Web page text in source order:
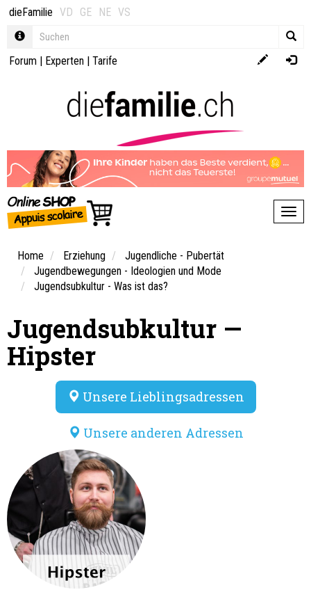
dieFamilie VD GE NE VS
Forum | Experten | Tarife
Home Erziehung
Jugendliche - Pubertät
Jugendbewegungen - Ideologien und Mode
Jugendsubkultur - Was ist das?
Jugendsubkultur —
Hipster
Unsere Lieblingsadressen
Unsere anderen Adressen